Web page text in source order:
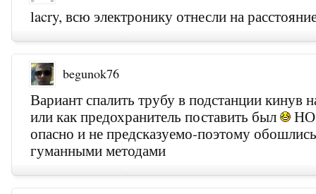
lacry, всю электронику отнесли на
begunok76
Вариант спалить трубу в подстанции кинув
или как предохранитель поставить был
НО
опасно и не предсказуемо-поэтому
гуманными методами